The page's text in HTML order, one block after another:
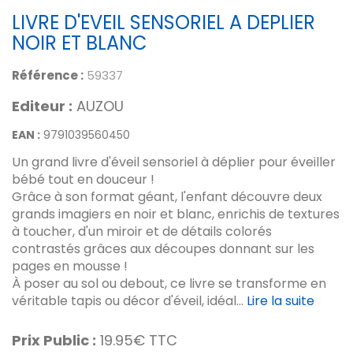
LIVRE D'EVEIL SENSORIEL A DEPLIER
NOIR ET BLANC
Référence : 59337
Editeur : AUZOU
EAN : 9791039560450
Un grand livre d'éveil sensoriel à déplier pour éveiller
bébé tout en douceur !
Grâce à son format géant, l'enfant découvre deux
grands imagiers en noir et blanc, enrichis de textures
à toucher, d'un miroir et de détails colorés
contrastés grâces aux découpes donnant sur les
pages en mousse !
À poser au sol ou debout, ce livre se transforme en
véritable tapis ou décor d'éveil, idéal... Lire la suite
Prix Public : 19.95€ TTC